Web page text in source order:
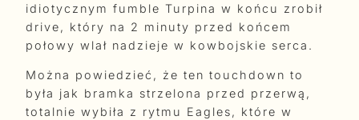
idiotycznym fumble Turpina w końcu zrobił
drive, który na 2 minuty przed końcem
połowy wlał nadzieje w kowbojskie serca.
Można powiedzieć, że ten touchdown to
była jak bramka strzelona przed przerwą,
totalnie wybiła z rytmu Eagles, które w